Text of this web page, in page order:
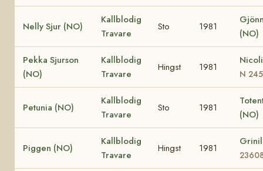
Nelly Sjur (NO)
Kallblodig
Travare
Sto 1981
(NO)
Pekka Sjurson
(NO)
Kallblodig
Travare
Hingst 1981
N
Petunia (NO)
Kallblodig
Travare
Sto 1981
(NO)
Piggen (NO)
Kallblodig
Travare
Hingst 1981